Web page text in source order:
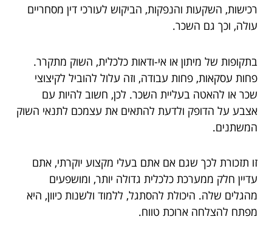
רכישות, השקעות והנפקות, הביקוש לעורכי דין מסחריים
עולה, וכך גם השכר.
בתקופות של מיתון או אי-ודאות כלכלית, השוק מתקרר.
פחות עסקאות, פחות עבודה, וזה עלול להוביל לקיצוצי
שכר או להאטה בעליית השכר. לכן, חשוב להיות עם
אצבע על הדופק ולדעת להתאים את עצמכם לתנאי השוק
המשתנים.
זו תזכורת לכך שגם אם אתם בעלי מקצוע יוקרתי, אתם
עדיין חלק ממערכת כלכלית גדולה יותר, ומושפעים
מהגלים שלה. היכולת להסתגל, ללמוד ולשנות כיוון, היא
מפתח להצלחה ארוכת טווח.